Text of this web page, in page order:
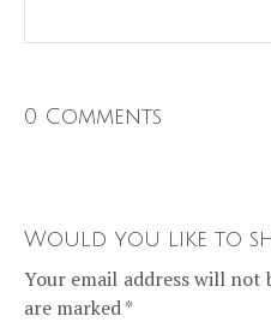
0 Comments
Would you like to
Your email address will not
are marked *